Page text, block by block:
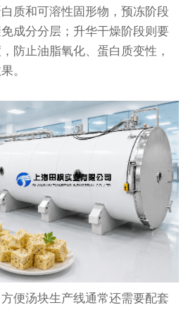
质和可溶性固形物，预冻阶段
成分分层；升华干燥阶段则要
防止油脂氧化、蛋白质变性，
。
便汤块生产线通常还需要配套